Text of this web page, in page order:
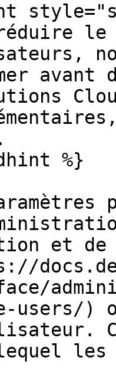
le
avant
%}
et
users/)
les